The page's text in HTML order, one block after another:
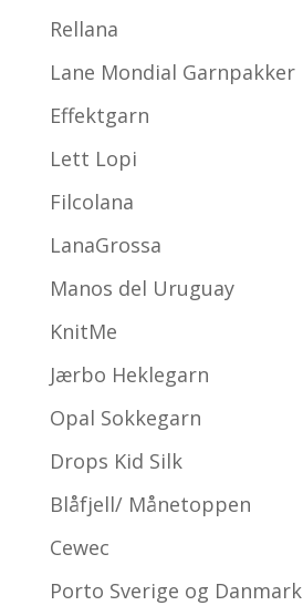
Rellana
Lane Mondial Garnpakker
Effektgarn
Lett Lopi
Filcolana
LanaGrossa
Manos del Uruguay
KnitMe
Jærbo Heklegarn
Opal Sokkegarn
Drops Kid Silk
Blåfjell/ Månetoppen
Cewec
Porto Sverige og Danmark